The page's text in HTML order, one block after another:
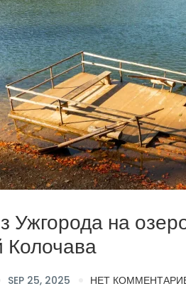
Ужгорода на
SEP 25, 2025 НЕТ